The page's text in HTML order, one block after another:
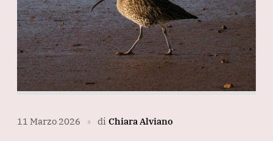
11 Marzo 2026 ∎ di Chiara Alviano